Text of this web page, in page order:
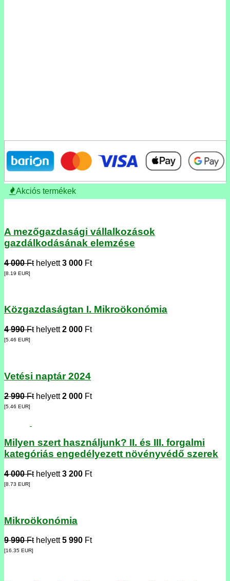
Akciós termékek
A mezőgazdasági vállalkozások
gazdálkodásának elemzése
4 000 Fthelyett3 000 Ft
[8.19 EUR]
Közgazdaságtan I. Mikroökonómia
4 990 Fthelyett2 000 Ft
[5.46 EUR]
Vetési naptár 2024
2 990 Fthelyett2 000 Ft
[5.46 EUR]
Milyen szert használjunk? II. és III. forgalmi
kategóriás engedélyezett növényvédő szerek
4 000 Fthelyett3 200 Ft
[8.73 EUR]
Mikroökonómia
9 990 Fthelyett5 990 Ft
[16.35 EUR]